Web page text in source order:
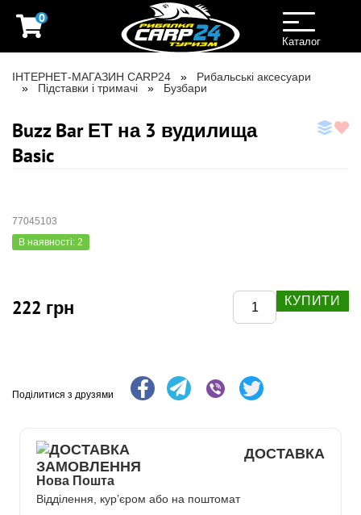
0
Toggle
navigation
Каталог
ІНТЕРНЕТ-МАГАЗИН CARP24
Рибальські аксесуари
Підставки і тримачі
Бузбари
Buzz Bar ЕТ на 3 вудилища
Basic
77045103
В наявності: 2
222 грн КУПИТИ
Поділитися з друзями
ДОСТАВКА
Нова Пошта
Відділення, кур’єром або на поштомат